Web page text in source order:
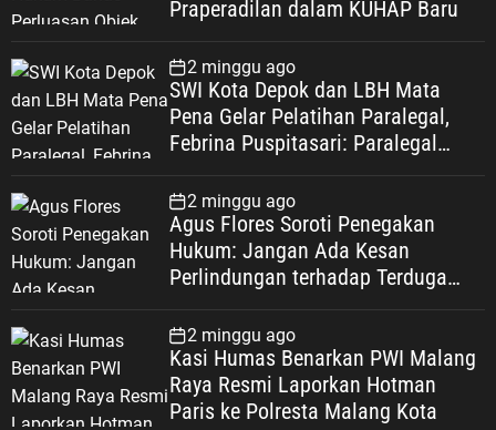
Praperadilan dalam KUHAP Baru
2 minggu ago
SWI Kota Depok dan LBH Mata
Pena Gelar Pelatihan Paralegal,
Febrina Puspitasari: Paralegal
Keadilan Warga Depok
2 minggu ago
Agus Flores Soroti Penegakan
Hukum: Jangan Ada Kesan
Perlindungan terhadap Terduga
Dipertaruhkan
2 minggu ago
Kasi Humas Benarkan PWI Malang
Raya Resmi Laporkan Hotman
Paris ke Polresta Malang Kota